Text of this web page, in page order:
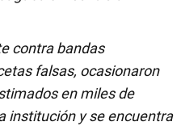
contra bandas
falsas, ocasionaron
en miles de
institución y se encuentra